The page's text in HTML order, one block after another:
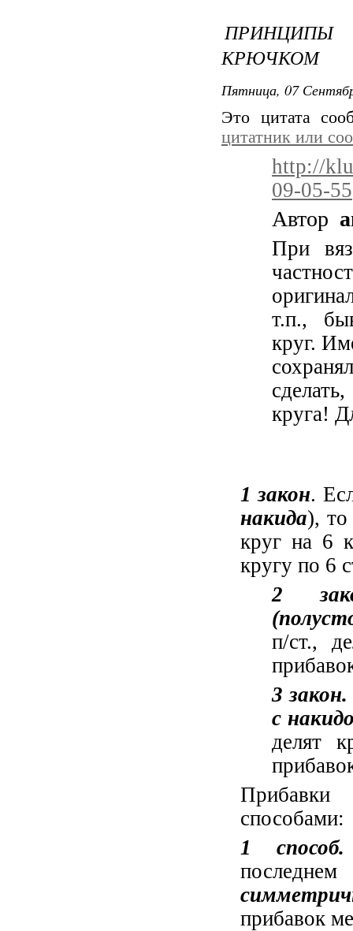
ПРИНЦИПЫ
КРЮЧКОМ
Пятница, 07
Это цитата
цитатник или
http://
09-05-55
Автор
При
т.п.,
круг.
круга!
1 закон.
накида), то
круг на 6
кругу по 6
2
п/ст.,
3 закон.
с
делят
способами:
1 способ.
прибавок